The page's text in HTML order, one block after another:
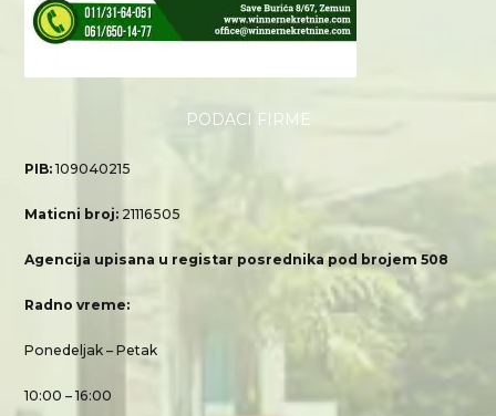
PODACI FIRME
PIB:109040215
Maticni broj: 21116505
Agencija upisana u registar posrednika pod brojem 508
Radno vreme:
Ponedeljak – Petak
10:00 – 16:00